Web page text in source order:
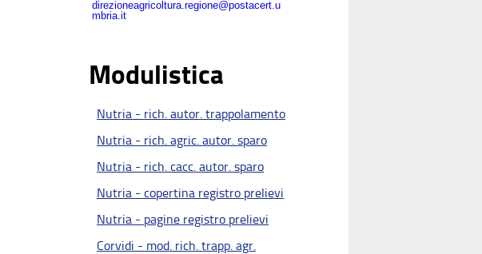
direzioneagricoltura.regione@postacert.u
mbria.it
Modulistica
Nutria - rich. autor. trappolamento
Nutria - rich. agric. autor. sparo
Nutria - rich. cacc. autor. sparo
Nutria - copertina registro prelievi
Nutria - pagine registro prelievi
Corvidi - mod. rich. trapp. agr.